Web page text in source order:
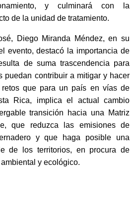
y culminará con la
de la unidad de tratamiento.
Diego Miranda Méndez, en su
evento, destacó la importancia de
de suma trascendencia para
puedan contribuir a mitigar y hacer
que para un país en vías de
Rica, implica el actual cambio
transición hacia una Matriz
que reduzca las emisiones de
y que haga posible una
de los territorios, en procura de
y ecológico.